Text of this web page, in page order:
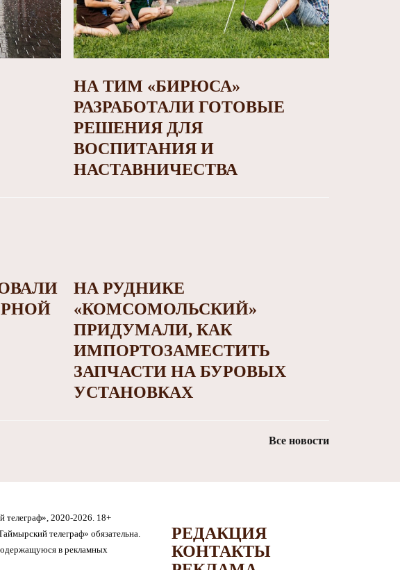
НА ТИМ «БИРЮСА»
РАЗРАБОТАЛИ ГОТОВЫЕ
РЕШЕНИЯ ДЛЯ
ВОСПИТАНИЯ И
НАСТАВНИЧЕСТВА
НА РУДНИКЕ
«КОМСОМОЛЬСКИЙ»
ПРИДУМАЛИ, КАК
ИМПОРТОЗАМЕСТИТЬ
ЗАПЧАСТИ НА БУРОВЫХ
УСТАНОВКАХ
Все новости
телеграф», 2020-2026. 18+
телеграф» обязательна.
в рекламных
РЕДАКЦИЯ
КОНТАКТЫ